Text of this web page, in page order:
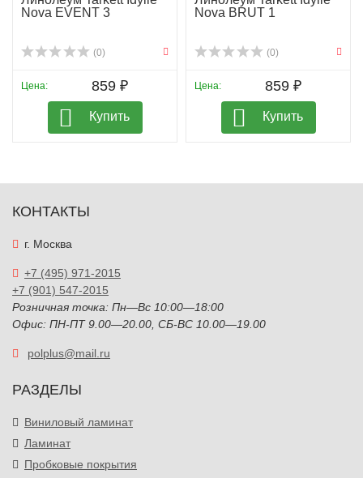
Nova EVENT 3
(0)
Цена: 859 ₽
Купить
Nova BRUT 1
(0)
Цена: 859 ₽
Купить
КОНТАКТЫ
г. Москва
+7 (495) 971-2015
+7 (901) 547-2015
Розничная точка: Пн—Вс 10:00—18:00
Офис: ПН-ПТ 9.00—20.00, СБ-ВС 10.00—19.00
polplus@mail.ru
РАЗДЕЛЫ
Виниловый ламинат
Ламинат
Пробковые покрытия